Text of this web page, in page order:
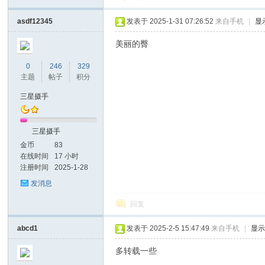
asdf12345
0
主题
246
帖子
329
积分
三星摄手
三星摄手
金币
83
在线时间
17 小时
注册时间
2025-1-28
发消息
发表于 2025-1-31 07:26:52 来自手机 显
美丽的臀
回复
abcd1 发表于 2025-2-5 15:47:49 来自手机 显
多转载一些